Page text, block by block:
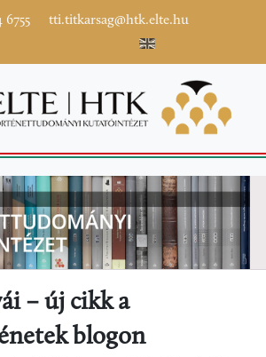
6755 tti.titkarsag@htk.elte.hu
– új cikk a
blogon